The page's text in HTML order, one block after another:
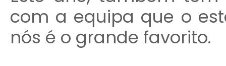
com a equipa que o
nós é o grande favorito.